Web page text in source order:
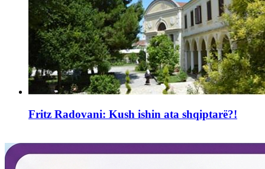
Fritz Radovani: Kush ishin ata shqiptarë?!